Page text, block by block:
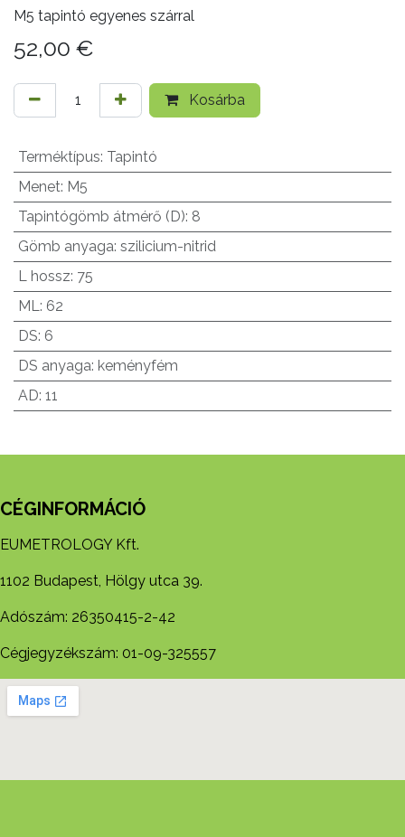
M5 tapintó egyenes szárral
52,00 €
Kosárba
Terméktípus: Tapintó
Menet: M5
Tapintógömb átmérő (D): 8
Gömb anyaga: szilicium-nitrid
L hossz: 75
ML: 62
DS: 6
DS anyaga: keményfém
AD: 11
CÉGINFORMÁCIÓ
EUMETROLOGY Kft.
1102 Budapest, Hölgy utca 39.
Adószám: 26350415-2-42
Cégjegyzékszám: 01-09-325557